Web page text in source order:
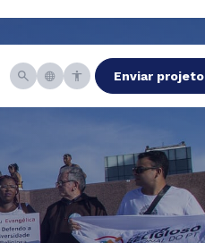
Enviar projeto